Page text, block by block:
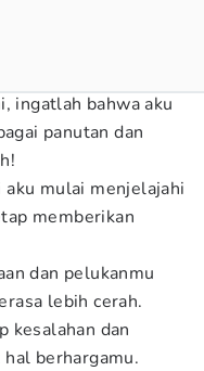
ingatlah bahwa aku
panutan dan
mulai menjelajahi
memberikan
dan pelukanmu
lebih cerah.
kesalahan dan
berhargamu.